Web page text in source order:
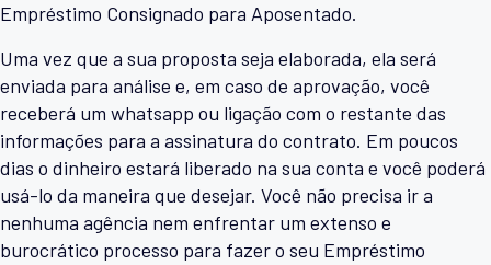
Empréstimo Consignado para Aposentado.
Uma vez que a sua proposta seja elaborada, ela será
enviada para análise e, em caso de aprovação, você
receberá um whatsapp ou ligação com o restante das
informações para a assinatura do contrato. Em poucos
dias o dinheiro estará liberado na sua conta e você poderá
usá-lo da maneira que desejar. Você não precisa ir a
nenhuma agência nem enfrentar um extenso e
burocrático processo para fazer o seu Empréstimo